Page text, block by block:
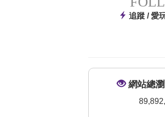
追蹤 /愛
網站總瀏